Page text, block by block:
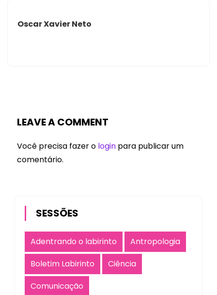
Oscar Xavier Neto
LEAVE A COMMENT
Você precisa fazer o login para publicar um
comentário.
SESSÕES
Adentrando o labirinto
Antropologia
Boletim Labirinto
Ciência
Comunicação